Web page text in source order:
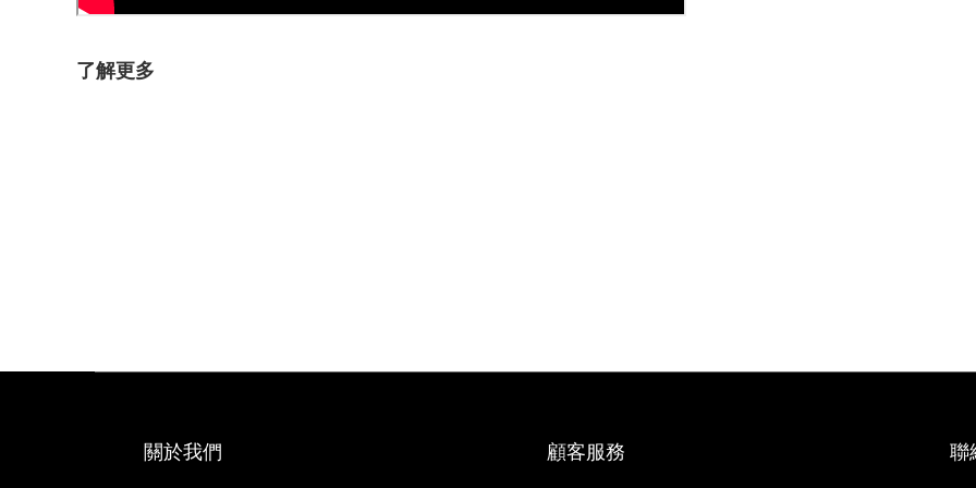
了解更多
關於我們 顧客服務 聯